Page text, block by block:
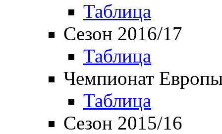
Таблица
Сезон 2016/17
Таблица
Чемпионат
Таблица
Сезон 2015/16